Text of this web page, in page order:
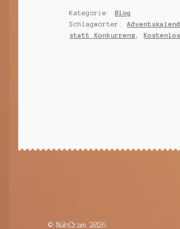
die
Ebookmacher
–
Kategorie:Blog
Schlagwörter:
statt Konkurrenz ,Kostenlos
© NähCram 2026